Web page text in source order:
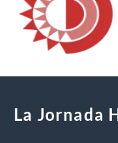
La Jornada